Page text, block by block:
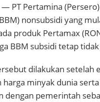
— PT Pertamina
nonsubsidi yang
produk Pertamax
BBM subsidi tetap
dilakukan
minyak dunia
dengan pemerintah